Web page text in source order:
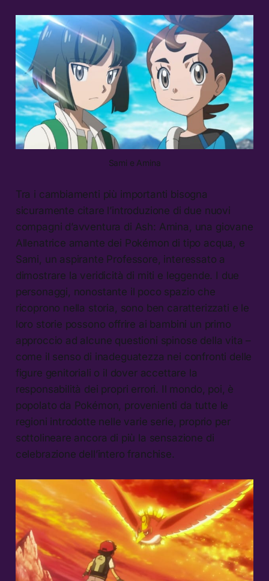
Sami e Amina
Tra i cambiamenti più importanti bisogna
sicuramente citare l’introduzione di due nuovi
compagni d’avventura di Ash: Amina, una giovane
Allenatrice amante dei Pokémon di tipo acqua, e
Sami, un aspirante Professore, interessato a
dimostrare la veridicità di miti e leggende. I due
personaggi, nonostante il poco spazio che
ricoprono nella storia, sono ben caratterizzati e le
loro storie possono offrire ai bambini un primo
approccio ad alcune questioni spinose della vita –
come il senso di inadeguatezza nei confronti delle
figure genitoriali o il dover accettare la
responsabilità dei propri errori. Il mondo, poi, è
popolato da Pokémon, provenienti da tutte le
regioni introdotte nelle varie serie, proprio per
sottolineare ancora di più la sensazione di
celebrazione dell’intero franchise.